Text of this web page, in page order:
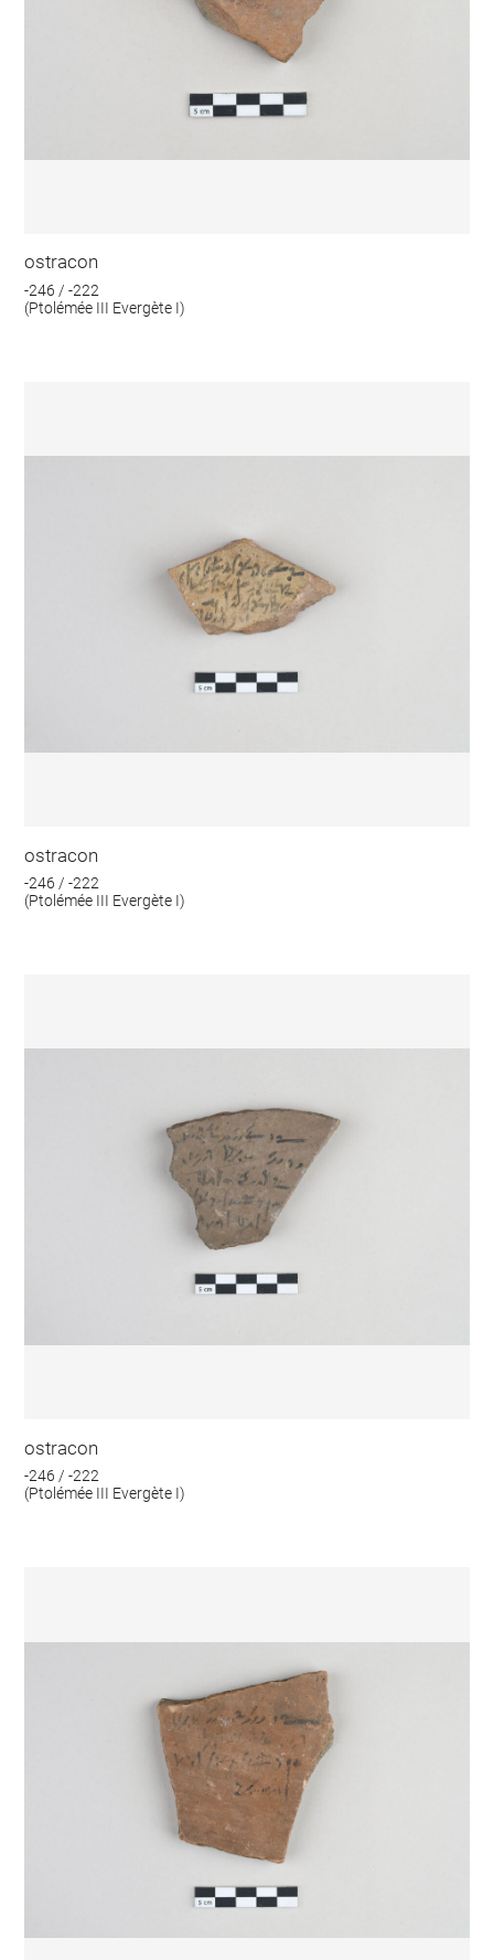
ostracon
-246 / -222
(Ptolémée III Evergète I)
ostracon
-246 / -222
(Ptolémée III Evergète I)
ostracon
-246 / -222
(Ptolémée III Evergète I)